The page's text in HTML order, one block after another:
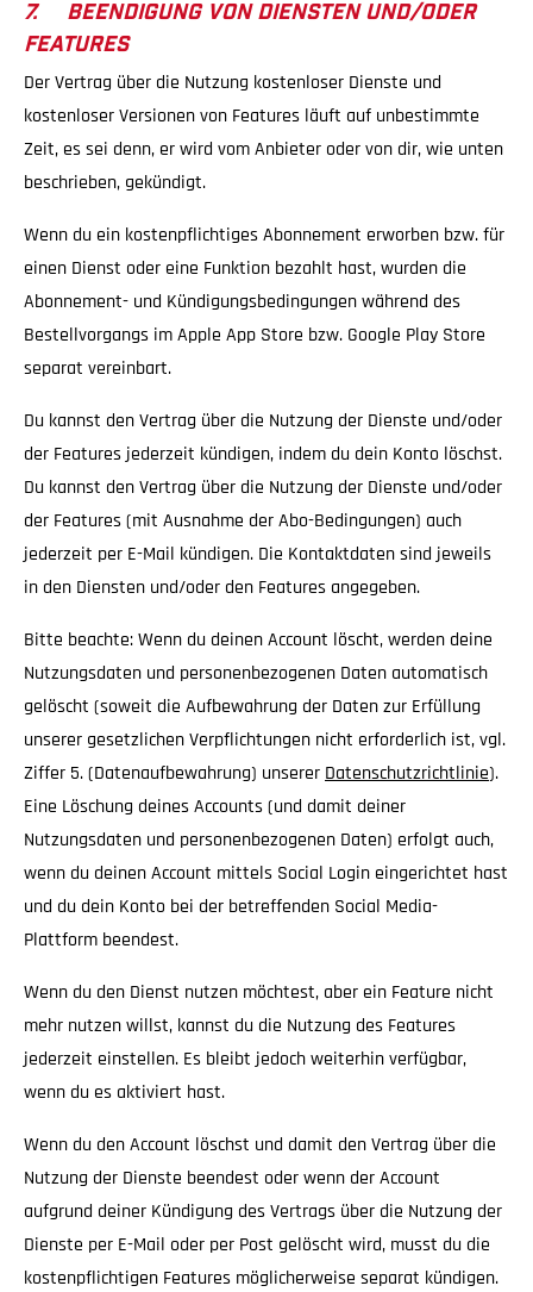
7. BEENDIGUNG VON DIENSTEN UND/ODER
FEATURES
Der Vertrag über die Nutzung kostenloser Dienste und
kostenloser Versionen von Features läuft auf unbestimmte
Zeit, es sei denn, er wird vom Anbieter oder von dir, wie unten
beschrieben, gekündigt.
Wenn du ein kostenpflichtiges Abonnement erworben bzw. für
einen Dienst oder eine Funktion bezahlt hast, wurden die
Abonnement- und Kündigungsbedingungen während des
Bestellvorgangs im Apple App Store bzw. Google Play Store
separat vereinbart.
Du kannst den Vertrag über die Nutzung der Dienste und/oder
der Features jederzeit kündigen, indem du dein Konto löschst.
Du kannst den Vertrag über die Nutzung der Dienste und/oder
der Features (mit Ausnahme der Abo-Bedingungen) auch
jederzeit per E-Mail kündigen. Die Kontaktdaten sind jeweils
in den Diensten und/oder den Features angegeben.
Bitte beachte: Wenn du deinen Account löscht, werden deine
Nutzungsdaten und personenbezogenen Daten automatisch
gelöscht (soweit die Aufbewahrung der Daten zur Erfüllung
unserer gesetzlichen Verpflichtungen nicht erforderlich ist, vgl.
Ziffer 5. (Datenaufbewahrung) unserer Datenschutzrichtlinie).
Eine Löschung deines Accounts (und damit deiner
Nutzungsdaten und personenbezogenen Daten) erfolgt auch,
wenn du deinen Account mittels Social Login eingerichtet hast
und du dein Konto bei der betreffenden Social Media-
Plattform beendest.
Wenn du den Dienst nutzen möchtest, aber ein Feature nicht
mehr nutzen willst, kannst du die Nutzung des Features
jederzeit einstellen. Es bleibt jedoch weiterhin verfügbar,
wenn du es aktiviert hast.
Wenn du den Account löschst und damit den Vertrag über die
Nutzung der Dienste beendest oder wenn der Account
aufgrund deiner Kündigung des Vertrags über die Nutzung der
Dienste per E-Mail oder per Post gelöscht wird, musst du die
kostenpflichtigen Features möglicherweise separat kündigen.